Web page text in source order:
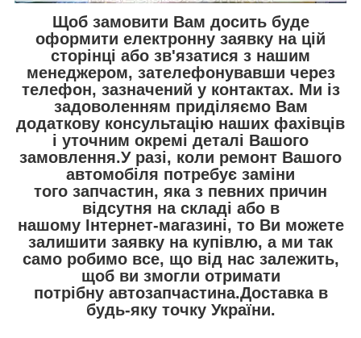
Щоб замовити Вам досить буде
оформити електронну заявку на цій
сторінці або зв'язатися з нашим
менеджером, зателефонувавши через
телефон, зазначений у контактах. Ми із
задоволенням приділяємо Вам
додаткову консультацію наших фахівців
і уточним окремі деталі Вашого
замовлення.У разі, коли ремонт Вашого
автомобіля потребує заміни
того запчастин, яка з певних причин
відсутня на складі або в
нашому Інтернет-магазині, то Ви можете
залишити заявку на купівлю, а ми так
само робимо все, що від нас залежить,
щоб ви змогли отримати
потрібну автозапчастина.Доставка в
будь-яку точку України.